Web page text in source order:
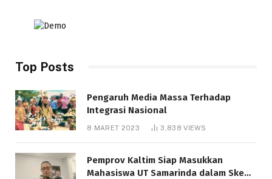
Top Posts
Pengaruh Media Massa Terhadap
Integrasi Nasional
8 MARET 2023 3,838VIEWS
Pemprov Kaltim Siap Masukkan
Mahasiswa UT Samarinda dalam Skema